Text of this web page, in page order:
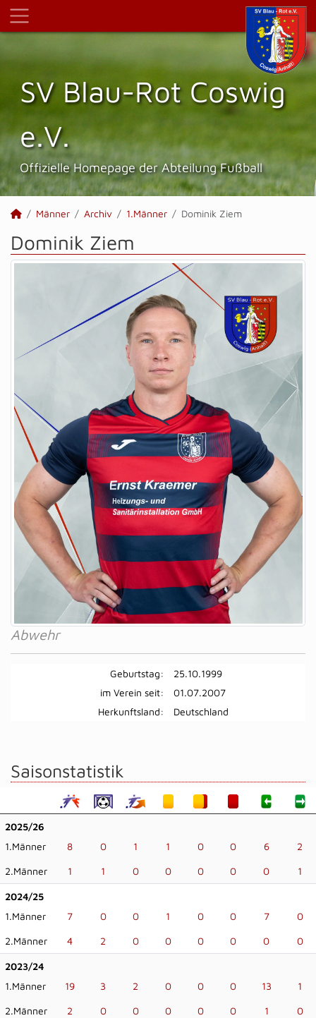
SV Blau-Rot Coswig
e.V.
Offizielle Homepage der Abteilung Fußball
Männer Archiv 1.Männer Dominik Ziem
Dominik Ziem
Abwehr
Geburtstag:
25.10.1999
im Verein seit:
01.07.2007
Herkunftsland:
Deutschland
Saisonstatistik
2025/26
1.Männer
8 0 1 1 0 0 6 2
2.Männer 1 1 0 0 0 0 0 1
2024/25
1.Männer
7 0 0 1 0 0 7 0
2.Männer 4 2 0 0 0 0 0 0
2023/24
1.Männer
19 3 2 0 0 0 13 1
2.Männer 2 0 0 0 0 0 1 0